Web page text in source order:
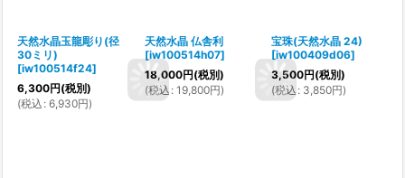
天然水晶玉龍彫り(径
30ミリ)
[iw100514f24]
6,300円(税別)
(税込 : 6,930円)
天然水晶 仏舎利
[iw100514h07]
18,000円(税別)
(税込 : 19,800円)
宝珠(天然水晶 24)
[iw100409d06]
3,500円(税別)
(税込 : 3,850円)